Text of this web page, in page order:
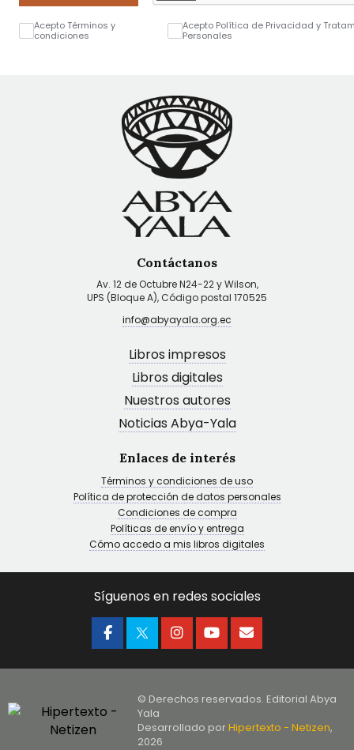
Acepto Términos y
condiciones
Acepto Política de Privacidad y
Personales
Contáctanos
Av. 12 de Octubre N24-22 y Wilson,
UPS (Bloque A), Código postal 170525
info@abyayala.org.ec
Libros impresos
Libros digitales
Nuestros autores
Noticias Abya-Yala
Enlaces de interés
Términos y condiciones de uso
Política de protección de datos personales
Condiciones de compra
Políticas de envío y entrega
Cómo accedo a mis libros digitales
Síguenos en redes sociales
© Derechos reservados. Editorial Abya
Yala
Desarrollado porHipertexto - Netizen,
2026